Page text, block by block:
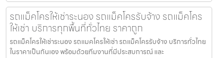
รถแม็คโครให้เช่าระนอง รถแม็คโครรับจ้าง รถแม็คโคร
ให้เช่า บริการทุกพื้นที่ทั่วไทย ราคาถูก
รถแม็คโครให้เช่าระนอง รถแมคโครให้เช่า รถแม็คโครรับจ้าง บริการทั่วไทย
ในราคาเป็นกันเอง พร้อมด้วยทีมงานที่มีประสบการณ์ และ